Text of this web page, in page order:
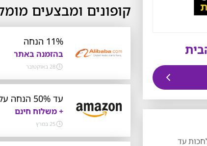
עד
קופונים ומבצעים
11% הנחה
בהזמנה באתר
28 באוקטובר
עד 50% הנחה על מוצרי טיפוח
+ משלוח חינם
25 במרץ